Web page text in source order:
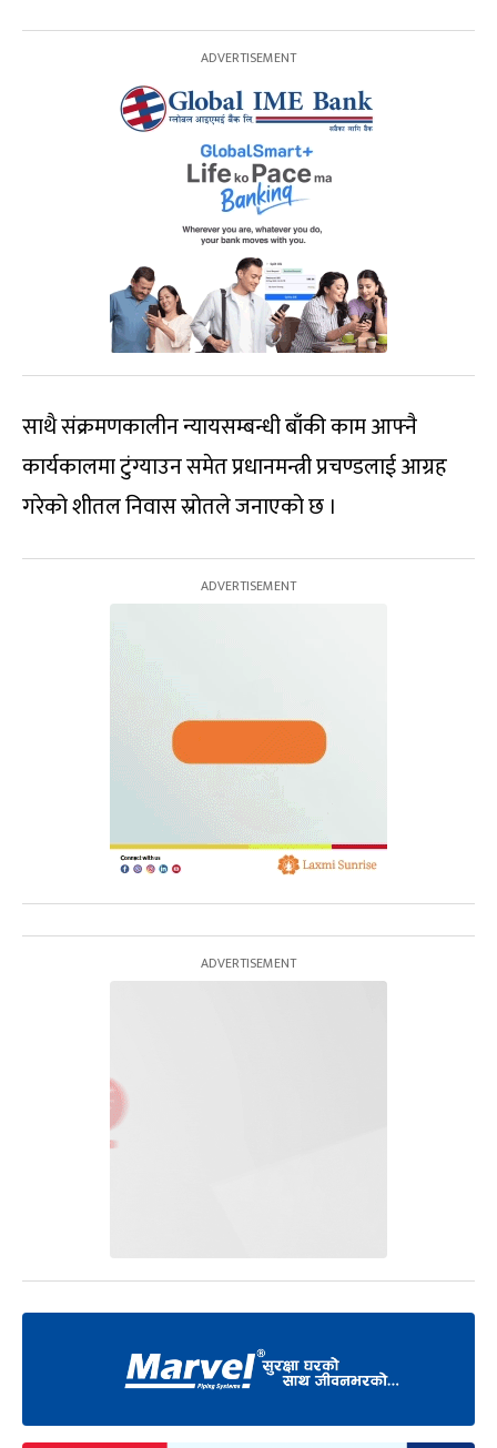
साथै संक्रमणकालीन न्यायसम्बन्धी बाँकी काम आफ्नै
कार्यकालमा टुंग्याउन समेत प्रधानमन्त्री प्रचण्डलाई आग्रह
गरेको शीतल निवास स्रोतले जनाएको छ ।